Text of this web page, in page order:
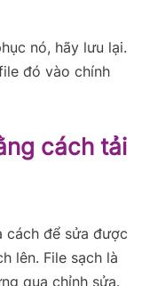
nó, hãy lưu lại.
đó vào chính
cách tải
cách để sửa được
lên. File sạch là
qua chỉnh sửa.